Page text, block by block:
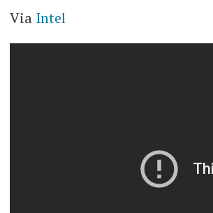
Via Intel